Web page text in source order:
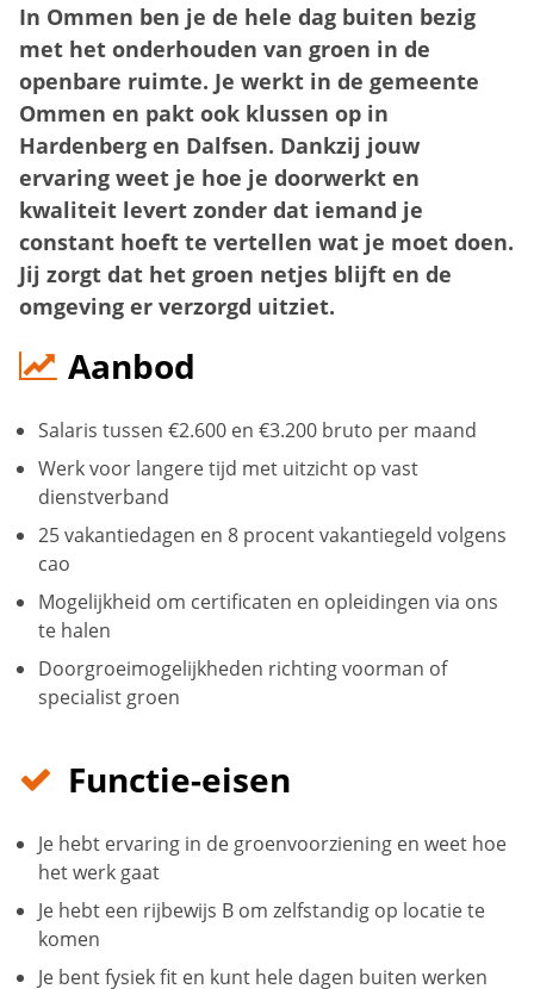
In Ommen ben je de hele dag buiten bezig
met het onderhouden van groen in de
openbare ruimte. Je werkt in de gemeente
Ommen en pakt ook klussen op in
Hardenberg en Dalfsen. Dankzij jouw
ervaring weet je hoe je doorwerkt en
kwaliteit levert zonder dat iemand je
constant hoeft te vertellen wat je moet doen.
Jij zorgt dat het groen netjes blijft en de
omgeving er verzorgd uitziet.
Aanbod
Salaris tussen €2.600 en €3.200 bruto per maand
Werk voor langere tijd met uitzicht op vast
dienstverband
25 vakantiedagen en 8 procent vakantiegeld volgens
cao
Mogelijkheid om certificaten en opleidingen via ons
te halen
Doorgroeimogelijkheden richting voorman of
specialist groen
Functie-eisen
Je hebt ervaring in de groenvoorziening en weet hoe
het werk gaat
Je hebt een rijbewijs B om zelfstandig op locatie te
komen
Je bent fysiek fit en kunt hele dagen buiten werken